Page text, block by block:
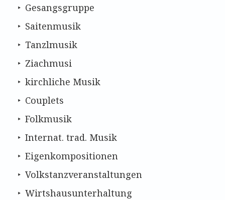
Gesangsgruppe
Saitenmusik
Tanzlmusik
Ziachmusi
kirchliche Musik
Couplets
Folkmusik
Internat. trad. Musik
Eigenkompositionen
Volkstanzveranstaltungen
Wirtshausunterhaltung